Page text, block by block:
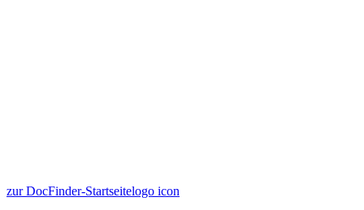
zur DocFinder-Startseitelogo icon